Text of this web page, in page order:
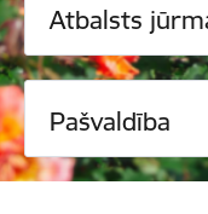
Atbalsts
Pašvaldība